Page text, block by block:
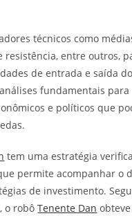
técnicos como
resistência, entre outros,
de entrada e saída
fundamentais para
e políticos que
tem uma estratégia
permite acompanhar o
de investimento.
o robôTenente Dan